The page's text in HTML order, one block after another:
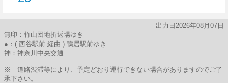
出力日2026年08月07日
無印：竹山団地折返場ゆき
●：( 西谷駅前 経由 ) 鴨居駅前ゆき
神：神奈川中央交通
※ 道路渋滞等により、予定どおり運行できない場合がありますのでご了
承下さい。